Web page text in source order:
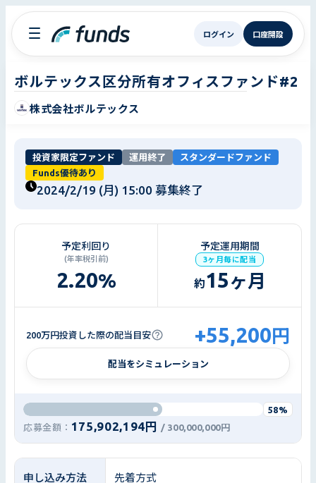
ログイン 口座開設
ボルテックス区分所有オフィスファンド#2
株式会社ボルテックス
投資家限定ファンド 運用終了
スタンダードファンド
Funds優待あり
2024/2/19 (月) 15:00 募集終了
予定利回り
(年率税引前)
2.20%
予定運用期間
3ヶ月毎に配当
約15ヶ月
200万円投資した際の配当目安 +55,200 円
配当をシミュレーション
58%
応募金額： 175,902,194円 / 300,000,000円
申し込み方法 先着方式